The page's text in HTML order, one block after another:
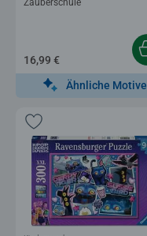
16,99 €
Ähnliche Motive